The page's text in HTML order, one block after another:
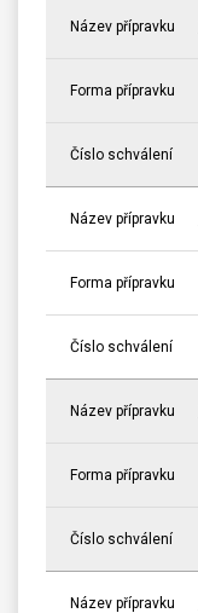
Název přípravku
Forma přípravku
Číslo schválení
Název přípravku
Forma přípravku
Číslo schválení
Název přípravku
Forma přípravku
Číslo schválení
Název přípravku